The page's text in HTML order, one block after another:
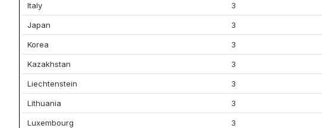
Italy 3
Japan 3
Korea 3
Kazakhstan 3
Liechtenstein 3
Lithuania 3
Luxembourg 3